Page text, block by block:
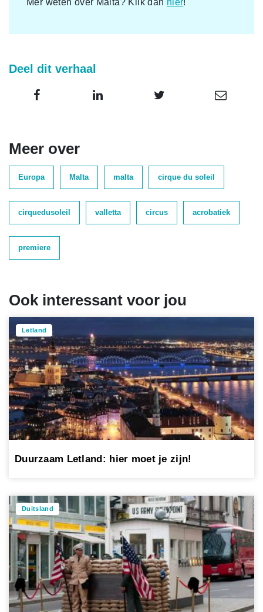
Deel dit verhaal
Meer over
Europa Malta malta cirque du soleil
cirquedusoleil valletta circus acrobatiek
premiere
Ook interessant voor jou
Letland
Duurzaam Letland: hier moet je zijn!
Duitsland